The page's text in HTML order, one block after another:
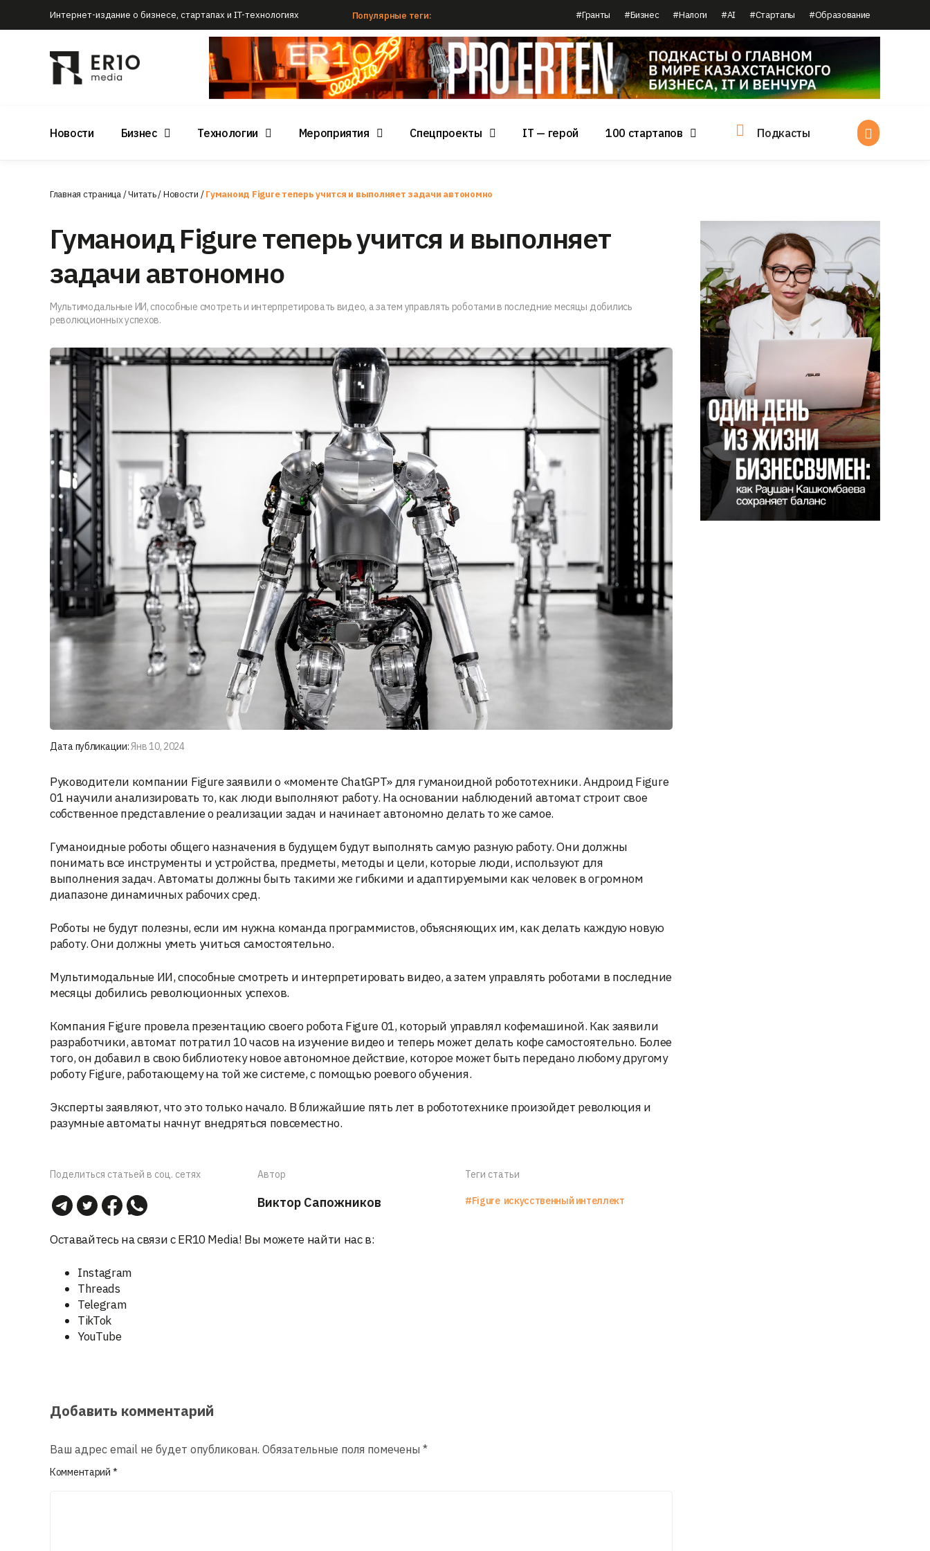
Интернет-издание о бизнесе, стартапах и IT-технологиях Популярные теги: #Гранты #Бизнес #Налоги #AI #Стартапы #Образование
Новости Бизнес Технологии Мероприятия Спецпроекты IT — герой 100 стартапов Подкасты
Главная страница/Читать/Новости /Гуманоид Figure теперь учится и выполняет задачи автономно
Гуманоид Figure теперь учится и выполняет
задачи автономно
Мультимодальные ИИ, способные смотреть и интерпретировать видео, а затем управлять роботами в последние месяцы добились
революционных успехов.
Дата публикации:Янв 10, 2024
Руководители компании Figure заявили о «моменте ChatGPT» для гуманоидной робототехники. Андроид Figure
01 научили анализировать то, как люди выполняют работу. На основании наблюдений автомат строит свое
собственное представление о реализации задач и начинает автономно делать то же самое.
Гуманоидные роботы общего назначения в будущем будут выполнять самую разную работу. Они должны
понимать все инструменты и устройства, предметы, методы и цели, которые люди, используют для
выполнения задач. Автоматы должны быть такими же гибкими и адаптируемыми как человек в огромном
диапазоне динамичных рабочих сред.
Роботы не будут полезны, если им нужна команда программистов, объясняющих им, как делать каждую новую
работу. Они должны уметь учиться самостоятельно.
Мультимодальные ИИ, способные смотреть и интерпретировать видео, а затем управлять роботами в последние
месяцы добились революционных успехов.
Компания Figure провела презентацию своего робота Figure 01, который управлял кофемашиной. Как заявили
разработчики, автомат потратил 10 часов на изучение видео и теперь может делать кофе самостоятельно. Более
того, он добавил в свою библиотеку новое автономное действие, которое может быть передано любому другому
роботу Figure, работающему на той же системе, с помощью роевого обучения.
Эксперты заявляют, что это только начало. В ближайшие пять лет в робототехнике произойдет революция и
разумные автоматы начнут внедряться повсеместно.
Поделиться статьей в соц. сетях Автор
Виктор Сапожников
Теги статьи
#Figure искусственный интеллект
Оставайтесь на связи с ER10 Media! Вы можете найти нас в:
Instagram
Threads
Telegram
TikTok
YouTube
Добавить комментарий
Ваш адрес email не будет опубликован. Обязательные поля помечены *
Комментарий *